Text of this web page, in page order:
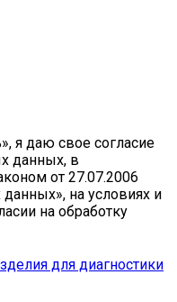
я даю свое согласие
данных, в
от 27.07.2006
на условиях и
на обработку
для диагностики